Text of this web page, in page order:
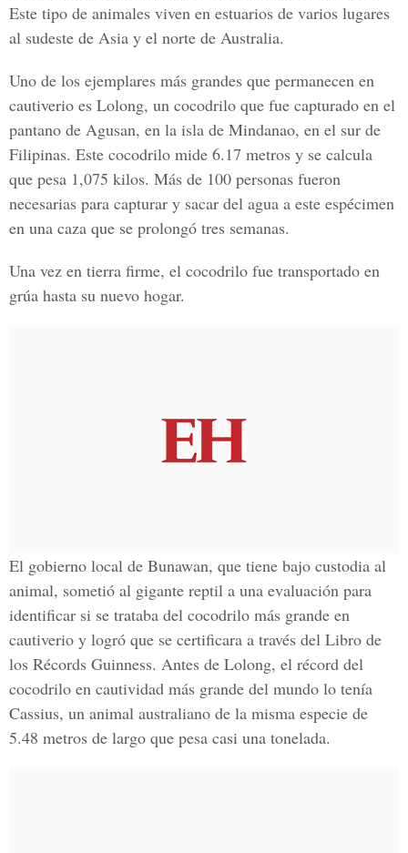
Este tipo de animales viven en estuarios de varios lugares
al sudeste de Asia y el norte de Australia.
Uno de los ejemplares más grandes que permanecen en
cautiverio es Lolong, un cocodrilo que fue capturado en el
pantano de Agusan, en la isla de Mindanao, en el sur de
Filipinas. Este cocodrilo mide 6.17 metros y se calcula
que pesa 1,075 kilos. Más de 100 personas fueron
necesarias para capturar y sacar del agua a este espécimen
en una caza que se prolongó tres semanas.
Una vez en tierra firme, el cocodrilo fue transportado en
grúa hasta su nuevo hogar.
El gobierno local de Bunawan, que tiene bajo custodia al
animal, sometió al gigante reptil a una evaluación para
identificar si se trataba del cocodrilo más grande en
cautiverio y logró que se certificara a través del Libro de
los Récords Guinness. Antes de Lolong, el récord del
cocodrilo en cautividad más grande del mundo lo tenía
Cassius, un animal australiano de la misma especie de
5.48 metros de largo que pesa casi una tonelada.